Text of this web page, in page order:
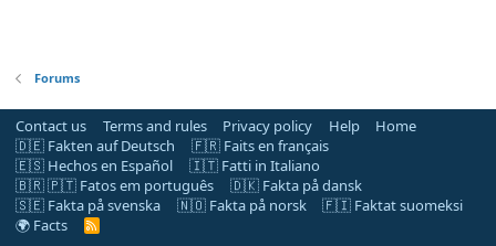
Forums
Contact us Terms and rules Privacy policy Help
Home
🇩🇪 Fakten auf Deutsch
🇫🇷 Faits en français
🇪🇸 Hechos en Español
🇮🇹 Fatti in Italiano
🇧🇷 🇵🇹 Fatos em português
🇩🇰 Fakta på dansk
🇸🇪 Fakta på svenska
🇳🇴 Fakta på norsk
🇫🇮 Faktat suomeksi
🌍 Facts
R